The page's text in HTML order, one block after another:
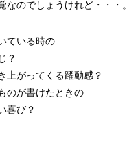
なのでしょうけれど・・・。
ている時の
？
上がってくる躍動感？
のが書けたときの
喜び？